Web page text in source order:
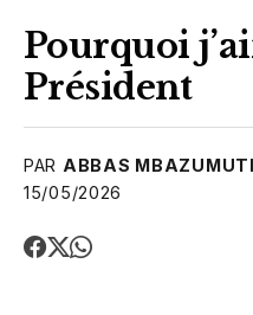
Pourquoi
Président
PAR ABBAS
15/05/2026